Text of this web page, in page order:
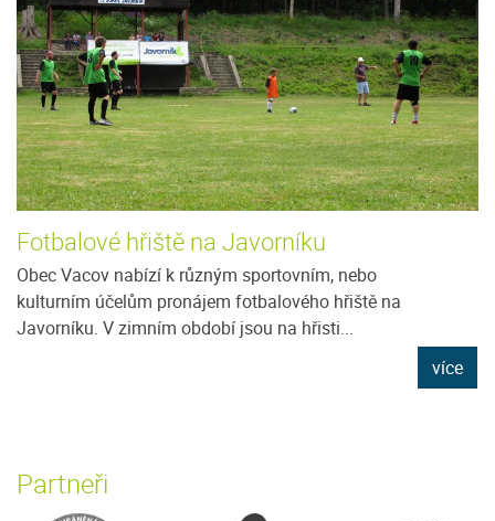
Fotbalové hřiště na Javorníku
Obec Vacov nabízí k různým sportovním, nebo
kulturním účelům pronájem fotbalového hřiště na
Javorníku. V zimním období jsou na hřisti...
více
Partneři